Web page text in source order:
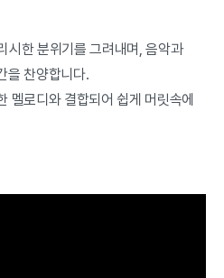
시한 분위기를 그려내며, 음악과
을 찬양합니다.
멜로디와 결합되어 쉽게 머릿속에